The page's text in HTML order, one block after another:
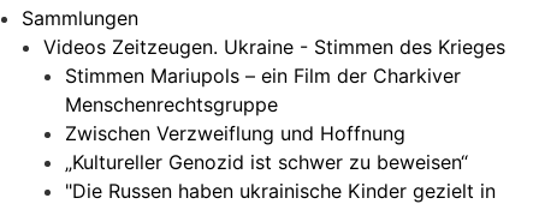
Sammlungen
Videos Zeitzeugen. Ukraine - Stimmen des Krieges
Stimmen Mariupols – ein Film der Charkiver
Menschenrechtsgruppe
Zwischen Verzweiflung und Hoffnung
„Kultureller Genozid ist schwer zu beweisen“
"Die Russen haben ukrainische Kinder gezielt in